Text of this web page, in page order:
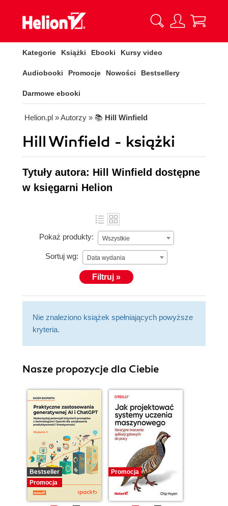
Kategorie Książki Ebooki Kursy video
Audiobooki Promocje Nowości Bestsellery
Darmowe ebooki
Helion.pl » Autorzy » 📚 Hill Winfield
Hill Winfield - książki
Tytuły autora: Hill Winfield dostępne
w księgarni Helion
Pokaż produkty: Wszystkie
Sortuj wg: Data wydania
Filtruj »
Nie znaleziono książek spełniających powyższe
kryteria.
Nasze propozycje dla Ciebie
Bestseller
Promocja
Promocja